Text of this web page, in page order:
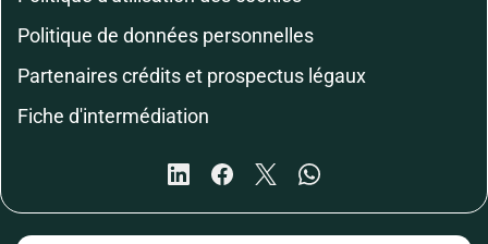
Politique de données personnelles
Partenaires crédits et prospectus légaux
Fiche d'intermédiation